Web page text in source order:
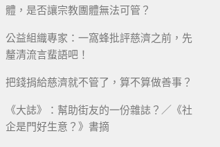
體，是否讓宗教團體無法可管？
公益組織專家：一窩蜂批評慈濟之前，先
釐清流言蜚語吧！
把錢捐給慈濟就不管了，算不算做善事？
《大誌》：幫助街友的一份雜誌？／《社
企是門好生意？》書摘